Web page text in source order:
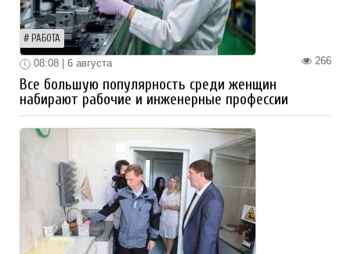
РАБОТА
266
08:08 | 6 августа
Все большую популярность среди женщин
набирают рабочие и инженерные профессии